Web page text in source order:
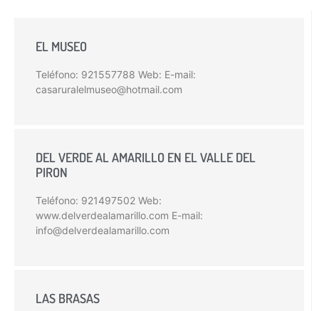
EL MUSEO
Teléfono: 921557788 Web: E-mail:
casaruralelmuseo@hotmail.com
DEL VERDE AL AMARILLO EN EL VALLE DEL
PIRON
Teléfono: 921497502 Web:
www.delverdealamarillo.com E-mail:
info@delverdealamarillo.com
LAS BRASAS